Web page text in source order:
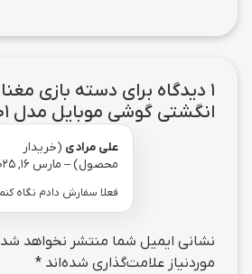
1 دیدگاه برای
انگشتی گوشی موبایل مدل Dy01
علی مرادی (خریدار
محصول)– مارس 16, 2025
فعلا سفارش دادم نگاه
نشانی ایمیل شما منتشر نخواهد
موردنیاز علامت‌گذاری شده‌اند *